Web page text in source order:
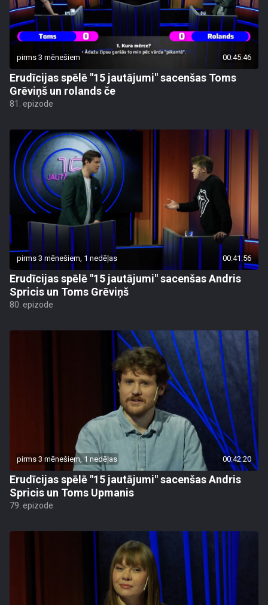
pirms 3 mēnešiem 00:45:46
Erudīcijas spēlē "15 jautājumi" sacenšas Toms
Grēviņš un rolands če
81. epizode
pirms 3 mēnešiem, 1 nedēļas 00:41:56
Erudīcijas spēlē "15 jautājumi" sacenšas Andris
Spricis un Toms Grēviņš
80. epizode
pirms 3 mēnešiem, 1 nedēļas 00:42:20
Erudīcijas spēlē "15 jautājumi" sacenšas Andris
Spricis un Toms Upmanis
79. epizode